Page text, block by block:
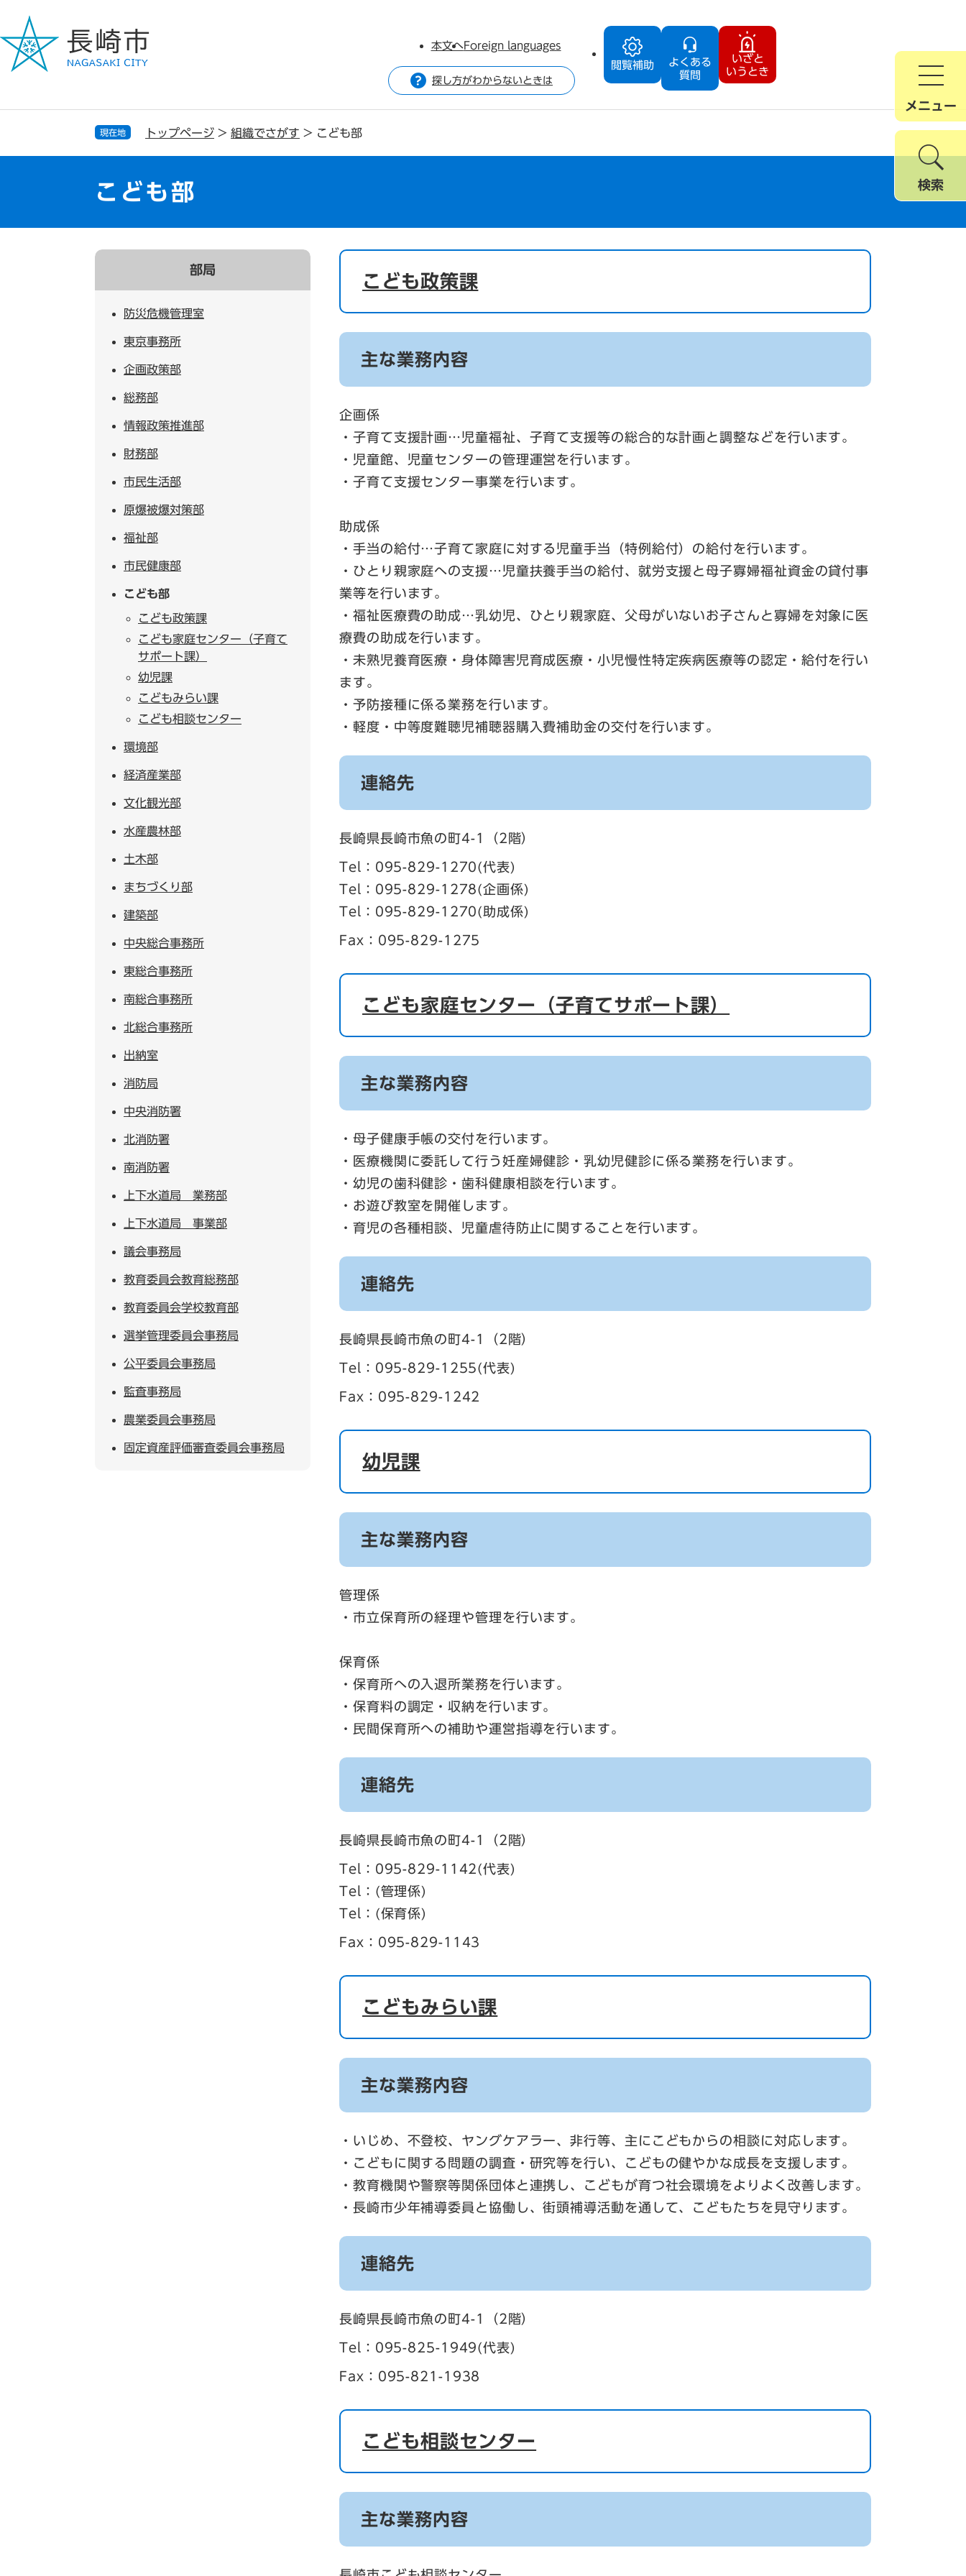
ジ
で
ュ
ば
閲覧補助
よくある
質問
いざと
いうとき
本文へForeign languages
探し方がわからないときは
メニュー
検索
現在地 トップページ > 組織でさがす > こども部
こども部
本
こども政策課
主な業務内容
企画係
・子育て支援計画…児童福祉、子育て支援等の総合的な計画と調整などを行います。
・児童館、児童センターの管理運営を行います。
・子育て支援センター事業を行います。
助成係
・手当の給付…子育て家庭に対する児童手当（特例給付）の給付を行います。
・ひとり親家庭への支援…児童扶養手当の給付、就労支援と母子寡婦福祉資金の貸付事
業等を行います。
・福祉医療費の助成…乳幼児、ひとり親家庭、父母がいないお子さんと寡婦を対象に医
療費の助成を行います。
・未熟児養育医療・身体障害児育成医療・小児慢性特定疾病医療等の認定・給付を行い
ます。
・予防接種に係る業務を行います。
・軽度・中等度難聴児補聴器購入費補助金の交付を行います。
連絡先
長崎県長崎市魚の町4-1（2階）
Tel：095-829-1270 代表
Tel：095-829-1278 企画係
Tel：095-829-1270
助成係
Fax：095-829-1275
こども家庭センター（子育てサポート課）
主な業務内容
・母子健康手帳の交付を行います。
・医療機関に委託して行う妊産婦健診・乳幼児健診に係る業務を行います。
・幼児の歯科健診・歯科健康相談を行います。
・お遊び教室を開催します。
・育児の各種相談、児童虐待防止に関することを行います。
連絡先
長崎県長崎市魚の町4-1（2階）
Tel：095-829-1255 代表
Fax：095-829-1242
幼児課
主な業務内容
管理係
・市立保育所の経理や管理を行います。
保育係
・保育所への入退所業務を行います。
・保育料の調定・収納を行います。
・民間保育所への補助や運営指導を行います。
連絡先
長崎県長崎市魚の町4-1（2階）
Tel：095-829-1142 代表
Tel：
管理係
Tel：
保育係
Fax：095-829-1143
こどもみらい課
主な業務内容
・いじめ、不登校、ヤングケアラー、非行等、主にこどもからの相談に対応します。
・こどもに関する問題の調査・研究等を行い、こどもの健やかな成長を支援します。
・教育機関や警察等関係団体と連携し、こどもが育つ社会環境をよりよく改善します。
・長崎市少年補導委員と協働し、街頭補導活動を通して、こどもたちを見守ります。
連絡先
長崎県長崎市魚の町4-1（2階）
Tel：095-825-1949 代表
Fax：095-821-1938
こども相談センター
主な業務内容
部局
防災危機管理室
東京事務所
企画政策部
総務部
情報政策推進部
財務部
市民生活部
原爆被爆対策部
福祉部
市民健康部
こども部
こども政策課
こども家庭センター（子育て
サポート課）
幼児課
こどもみらい課
こども相談センター
環境部
経済産業部
文化観光部
水産農林部
土木部
まちづくり部
建築部
中央総合事務所
東総合事務所
南総合事務所
北総合事務所
出納室
消防局
中央消防署
北消防署
南消防署
上下水道局 業務部
上下水道局 事業部
議会事務局
教育委員会教育総務部
教育委員会学校教育部
選挙管理委員会事務局
公平委員会事務局
監査事務局
農業委員会事務局
固定資産評価審査委員会事務局